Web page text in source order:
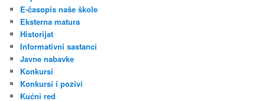
E-časopis naše škole
Eksterna matura
Historijat
Informativni sastanci
Javne nabavke
Konkursi
Konkursi i pozivi
Kućni red